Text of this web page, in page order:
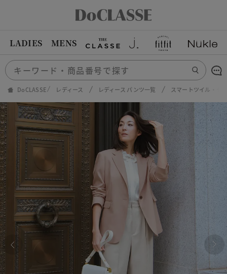
LADIES MENS
DoCLASSE レディース レディース パンツ一覧 スマートツイル・セ